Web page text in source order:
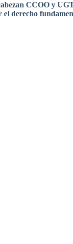
CCOO y
el derecho